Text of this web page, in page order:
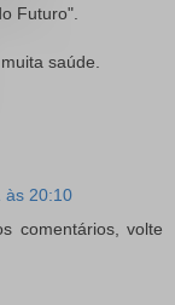
Futuro".
saúde.
às 20:10
comentários, volte